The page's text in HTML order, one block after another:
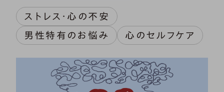
ストレス・心の不安
男性特有のお悩み
心のセルフケア